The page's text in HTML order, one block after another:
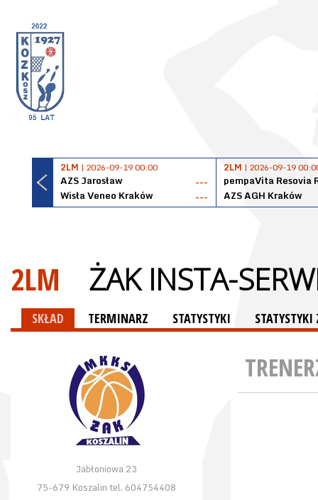
2LM | 2026-09-19 00:00
AZS Jarosław
---
Wisła Veneo Kraków
---
2LM | 2026-09-19
pempaVita Resovia
AZS AGH Kraków
2LM ŻAK INSTA-
SKŁAD TERMINARZ STATYSTYKI
Jabłoniowa 23
75-679 Koszalin tel. 604754408